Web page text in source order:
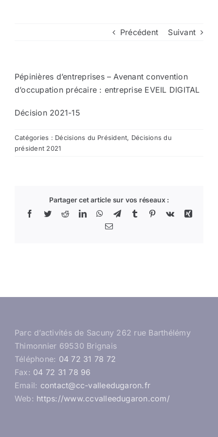
Nous contacter
Aller au site de la CCVG
Précédent Suivant
Pépinières d’entreprises – Avenant convention
d’occupation précaire : entreprise EVEIL DIGITAL
Décision 2021-15
Catégories : Décisions du Président, Décisions du
président 2021
Partager cet article sur vos réseaux :
Facebook
TwitterRedditLinkedInWhatsApp
TelegramTumblr Pinterest
Vk
Xing
Email
Parc d’activités de Sacuny 262 rue Barthélémy
Thimonnier 69530 Brignais
Téléphone: 04 72 31 78 72
Fax: 04 72 31 78 96
Email: contact@cc-valleedugaron.fr
Web: https://www.ccvalleedugaron.com/